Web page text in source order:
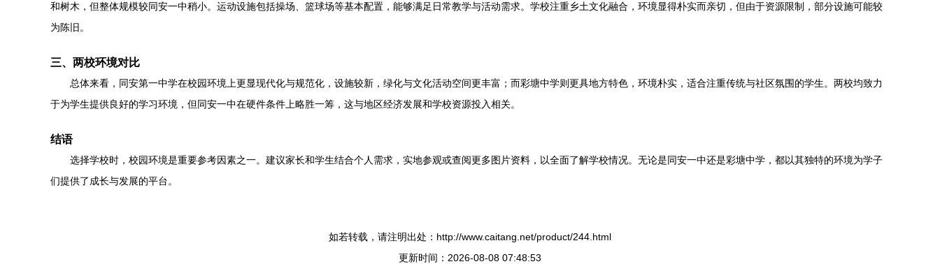
和树木，但整体规模较同安一中稍小。运动设施包括操场、篮球场等基本配置，能够满足日常教学与活动需求。学校注重乡土文化融合，环境显得朴实而亲切，但由于资源限制，部分设施可能较
为陈旧。
三、两校环境对比
总体来看，同安第一中学在校园环境上更显现代化与规范化，设施较新，绿化与文化活动空间更丰富；而彩塘中学则更具地方特色，环境朴实，适合注重传统与社区氛围的学生。两校均致力
于为学生提供良好的学习环境，但同安一中在硬件条件上略胜一筹，这与地区经济发展和学校资源投入相关。
结语
选择学校时，校园环境是重要参考因素之一。建议家长和学生结合个人需求，实地参观或查阅更多图片资料，以全面了解学校情况。无论是同安一中还是彩塘中学，都以其独特的环境为学子
们提供了成长与发展的平台。
如若转载，请注明出处：http://www.caitang.net/product/244.html
更新时间：2026-08-08 07:48:53